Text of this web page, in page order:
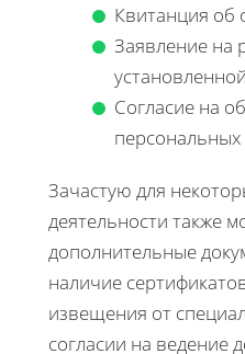
Квитанция об
Заявление на
Согласие на
Зачастую для
деятельности также
дополнительные
наличие
извещения от
согласии на ведение